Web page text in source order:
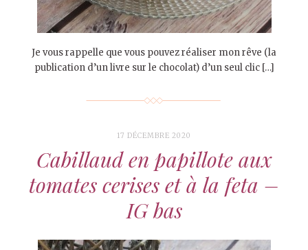
Je vous rappelle que vous pouvez réaliser mon rêve (la
publication d’un livre sur le chocolat) d’un seul clic […]
17 DÉCEMBRE 2020
Cabillaud en papillote aux
tomates cerises et à la feta –
IG bas